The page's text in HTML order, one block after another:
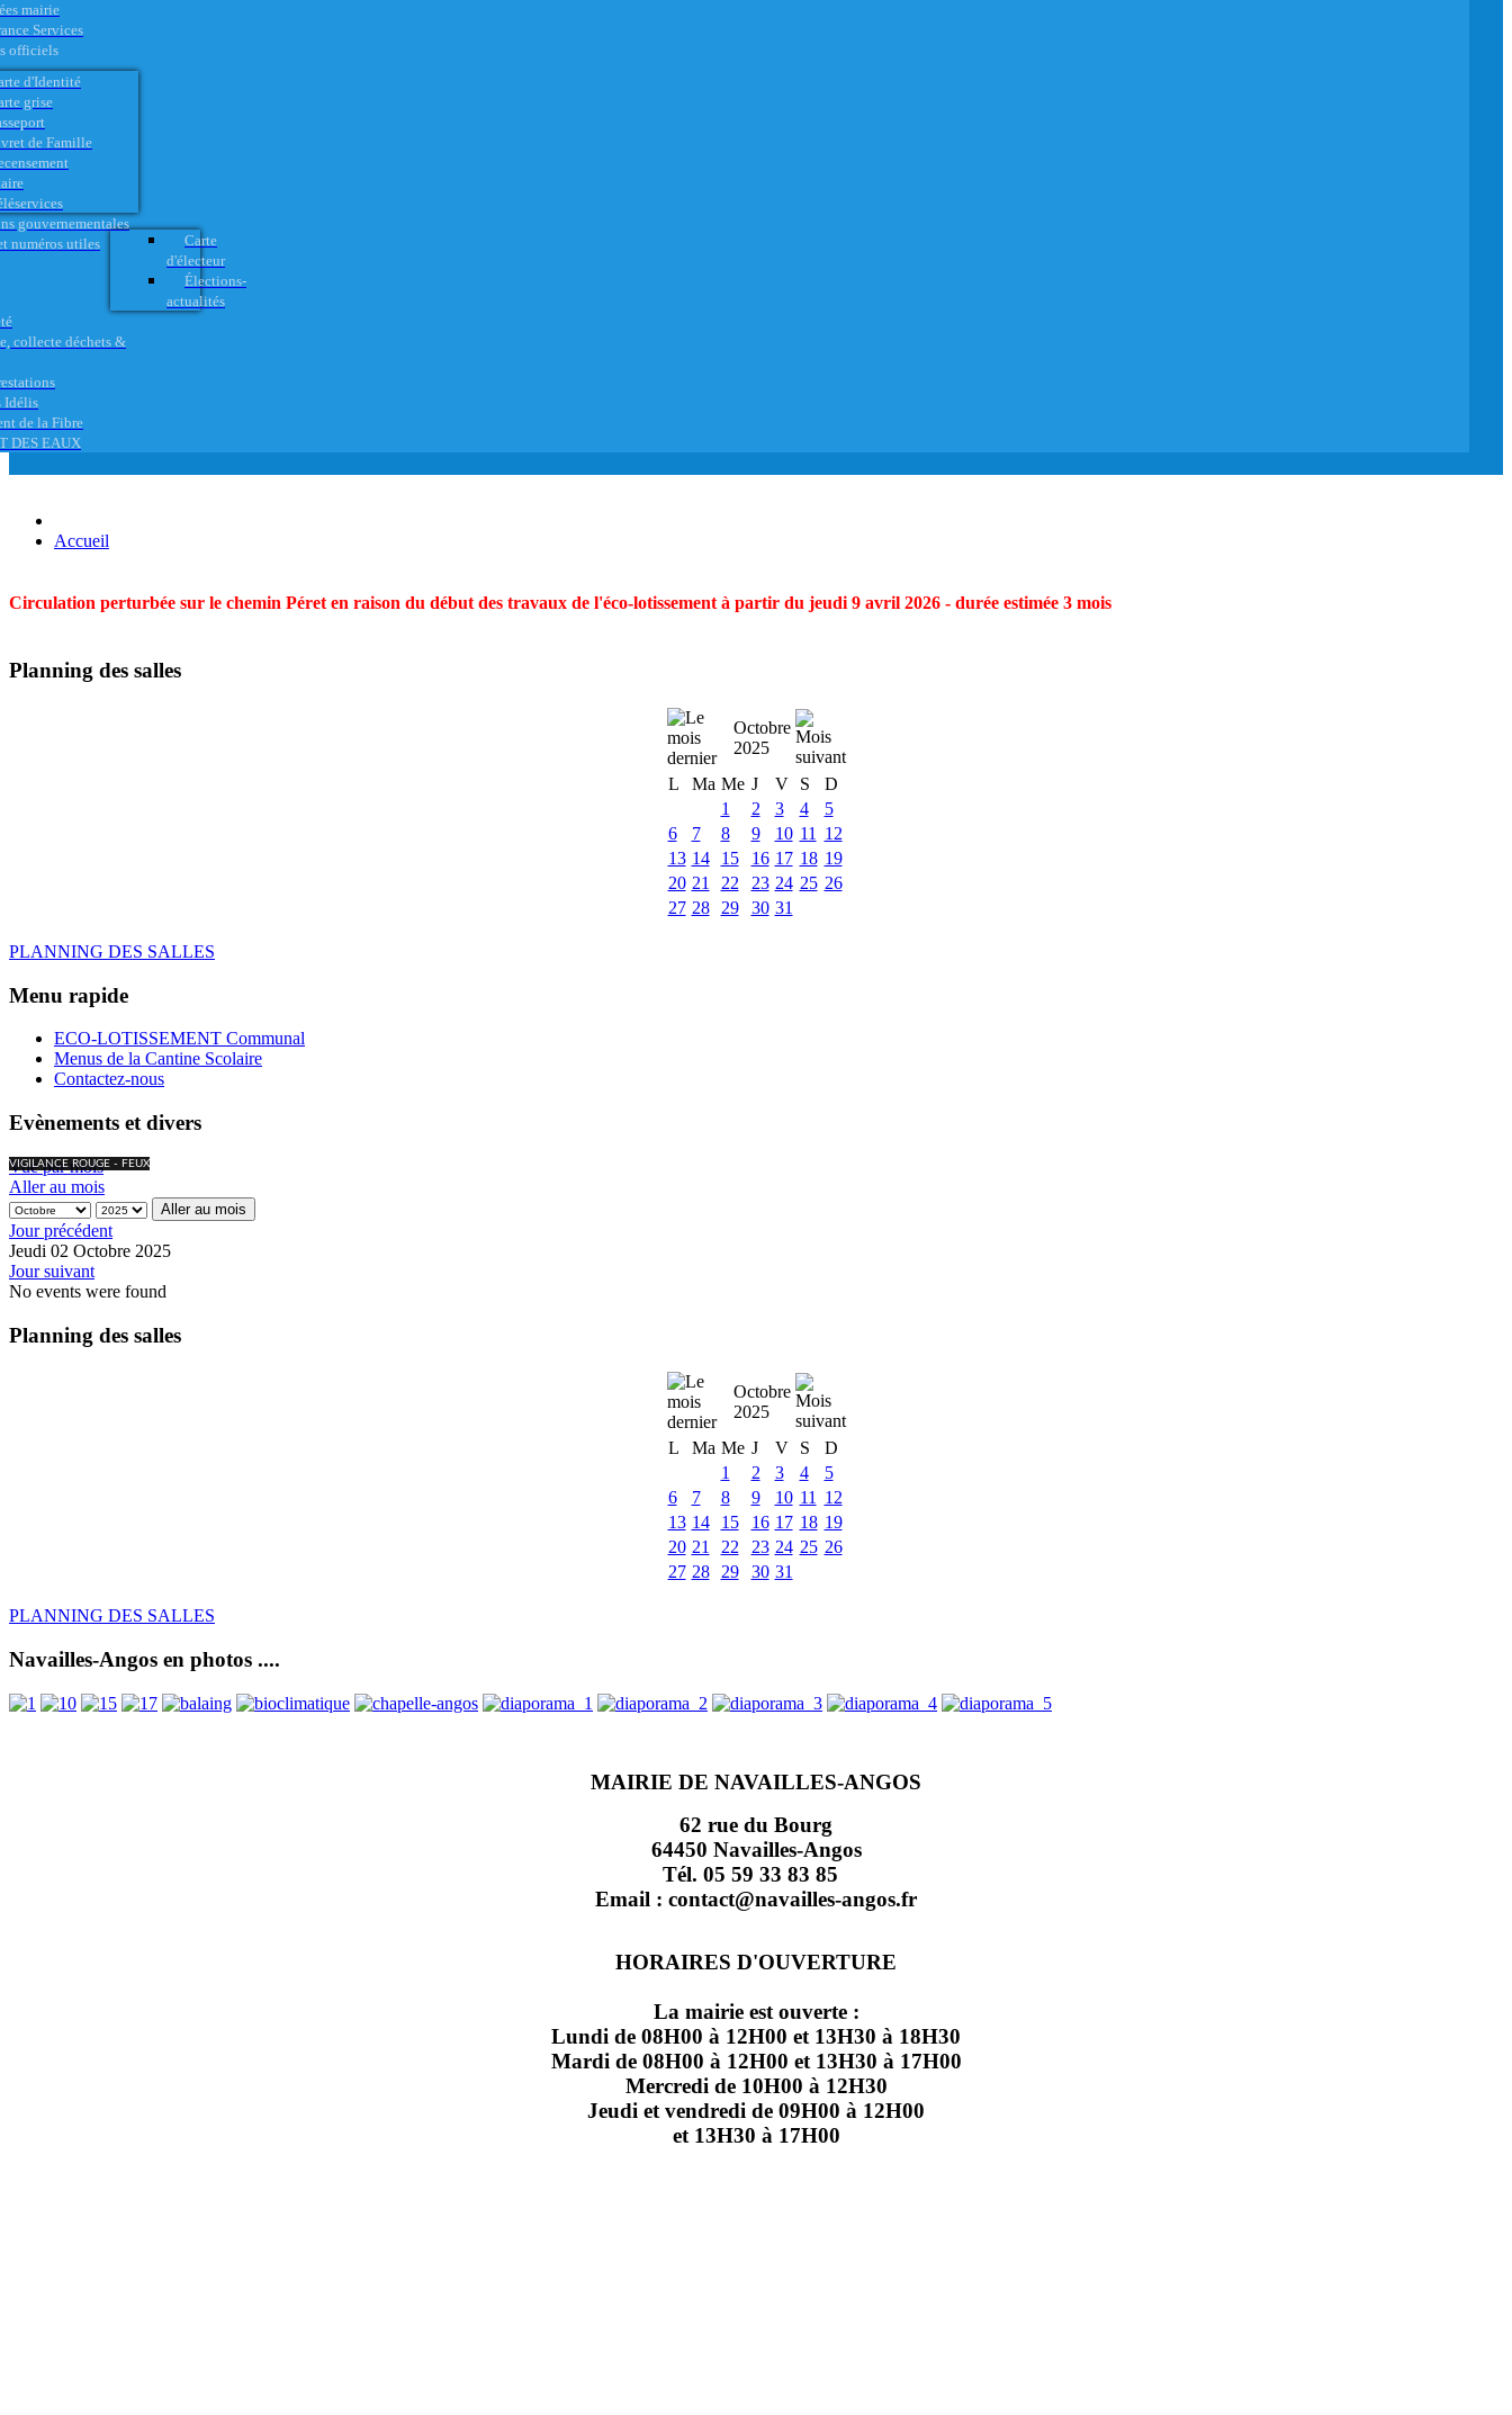
mairie
Services
officiels
d'Identité
grise
de Famille
gouvernementales
numéros utiles
Carte
d'électeur
Élections-
actualités
collecte déchets &
Idélis
de la Fibre
DES EAUX
Accueil
Circulation perturbée sur le chemin Péret en raison du début des travaux de l'éco-lotissement à partir du jeudi 9 avril 2026 - durée estimée 3 mois
Planning des salles
Octobre
2025
L
Ma Me J V S
D
1
2 3 4
5
6
7 8 9 10 11
12
13 14 15 16 17 18 19
20 21 22 23 24 25 26
27 28 29 30 31
PLANNING DES SALLES
Menu rapide
ECO-LOTISSEMENT Communal
Menus de la Cantine Scolaire
Contactez-nous
Evènements et divers
VIGILANCE ROUGE - FEUX
Vue par mois
Aller au mois
Aller au mois
Jour précédent
Jeudi 02 Octobre 2025
Jour suivant
No events were found
Planning des salles
Octobre
2025
L
Ma Me J V S
D
1
2 3 4
5
6
7 8 9 10 11
12
13 14 15 16 17 18 19
20 21 22 23 24 25 26
27 28 29 30 31
PLANNING DES SALLES
Navailles-Angos en photos ....
MAIRIE DE NAVAILLES-ANGOS
62 rue du Bourg
64450 Navailles-Angos
Tél. 05 59 33 83 85
Email : contact@navailles-angos.fr
HORAIRES D'OUVERTURE
La mairie est ouverte :
Lundi de 08H00 à 12H00 et 13H30 à 18H30
Mardi de 08H00 à 12H00 et 13H30 à 17H00
Mercredi de 10H00 à 12H30
Jeudi et vendredi de 09H00 à 12H00
et 13H30 à 17H00